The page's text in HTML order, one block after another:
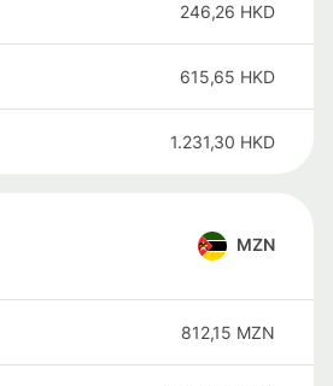
246,26 HKD
615,65 HKD
1.231,30 HKD
MZN
812,15 MZN